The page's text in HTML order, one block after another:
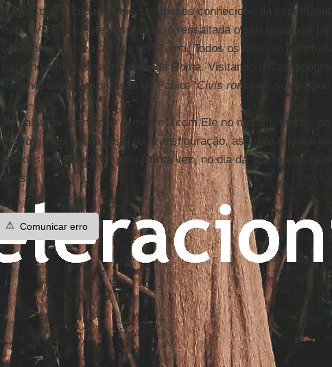
artigos que abordam aspectos menos conhecidos da
Paulo VI. Entre estes aspectos, é ressaltada o seu interesse
beneditina e o seu apreço por Roma. Todos os dias, ao
trabalho, abençoava a cidade de Roma. Visitando o
romano, usou a expressão de Paulo: "Civis romanus sum »
As palavras " cum ipso in monte" (com Ele no monte), tiradas
Pedro na liturgia da festa da Transfiguração, assinala o jornal
ouvidas por
Paulo VI
, pela última vez, no dia da sua morte.
agosto.
⚠️ Comunicar erro